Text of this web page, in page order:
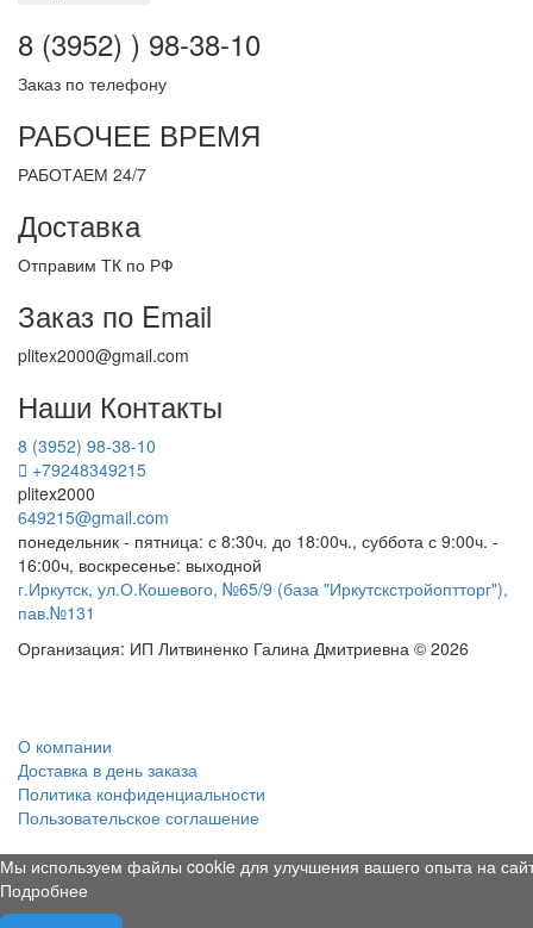
Мы используем файлы cookie для улучшения вашего опыта на
Подробнее
8 (3952) ) 98-38-10
Заказ по телефону
РАБОЧЕЕ ВРЕМЯ
РАБОТАЕМ 24/7
Доставка
Отправим ТК по РФ
Заказ по Email
plitex2000@gmail.com
Наши Контакты
8 (3952) 98-38-10
+79248349215
plitex2000
649215@gmail.com
понедельник - пятница: с 8:30ч. до 18:00ч., суббота с 9:00ч. -
16:00ч, воскресенье: выходной
г.Иркутск, ул.О.Кошевого, №65/9 (база "Иркутскстройоптторг"),
пав.№131
Организация: ИП Литвиненко Галина Дмитриевна © 2026
О компании
Доставка в день заказа
Политика конфиденциальности
Пользовательское соглашение